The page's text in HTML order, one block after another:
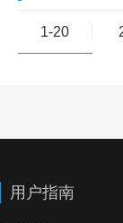
1-20
用户指南